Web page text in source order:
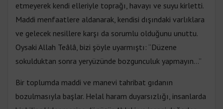
etmeyerek kendi elleriyle toprağı, havayı ve suyu kirletti.
Maddi menfaatlere aldanarak, kendisi dışındaki varlıklara
ve gelecek nesillere karşı da sorumlu olduğunu unuttu.
Oysaki Allah Teâlâ, bizi şöyle uyarmıştı: “Düzene
sokulduktan sonra yeryüzünde bozgunculuk yapmayın…”
Bir toplumda maddi ve manevi tahribat gıdanın
bozulmasıyla başlar. Helal haram duyarsızlığı, insanlarda